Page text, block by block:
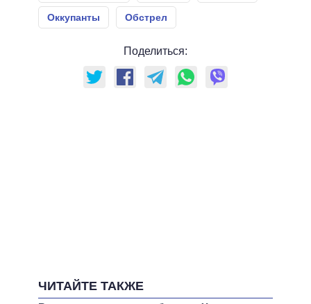
Оккупанты Обстрел
Поделиться:
ЧИТАЙТЕ ТАКЖЕ